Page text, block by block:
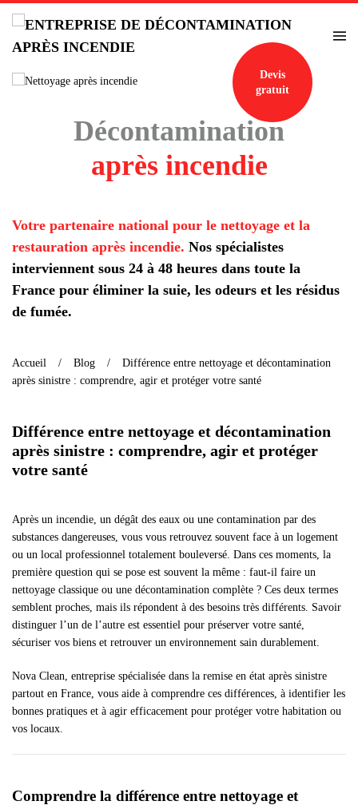
Accéder au contenu principal
Devis
gratuit
Décontamination
après incendie
Votre partenaire national pour le nettoyage et la
restauration après incendie. Nos spécialistes
interviennent sous 24 à 48 heures dans toute la
France pour éliminer la suie, les odeurs et les résidus
de fumée.
Accueil Blog
Différence entre nettoyage et décontamination
après sinistre : comprendre, agir et protéger votre santé
Différence entre nettoyage et décontamination
après sinistre : comprendre, agir et protéger
votre santé
Après un incendie, un dégât des eaux ou une contamination par des
substances dangereuses, vous vous retrouvez souvent face à un logement
ou un local professionnel totalement bouleversé. Dans ces moments, la
première question qui se pose est souvent la même : faut-il faire un
nettoyage classique ou une décontamination complète ? Ces deux termes
semblent proches, mais ils répondent à des besoins très différents. Savoir
distinguer l’un de l’autre est essentiel pour préserver votre santé,
sécuriser vos biens et retrouver un environnement sain durablement.
Nova Clean, entreprise spécialisée dans la remise en état après sinistre
partout en France, vous aide à comprendre ces différences, à identifier les
bonnes pratiques et à agir efficacement pour protéger votre habitation ou
vos locaux.
Comprendre la différence entre nettoyage et